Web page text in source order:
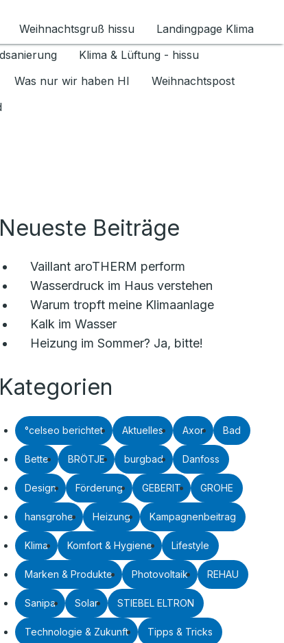
1.6.2026 umschalten
Weihnachtsgruß hissu
Landingpage Klima
Klima & Lüftung - hissu
Was nur wir haben HI
Weihnachtspost
Neueste Beiträge
Vaillant aroTHERM perform
Wasserdruck im Haus verstehen
Warum tropft meine Klimaanlage
Kalk im Wasser
Heizung im Sommer? Ja, bitte!
Kategorien
°celseo berichtet Aktuelles Axor Bad
Bette BRÖTJE burgbad Danfoss
Design Förderung GEBERIT GROHE
hansgrohe Heizung Kampagnenbeitrag
Klima Komfort & Hygiene Lifestyle
Marken & Produkte Photovoltaik REHAU
Sanipa Solar STIEBEL ELTRON
Technologie & Zukunft Tipps & Tricks